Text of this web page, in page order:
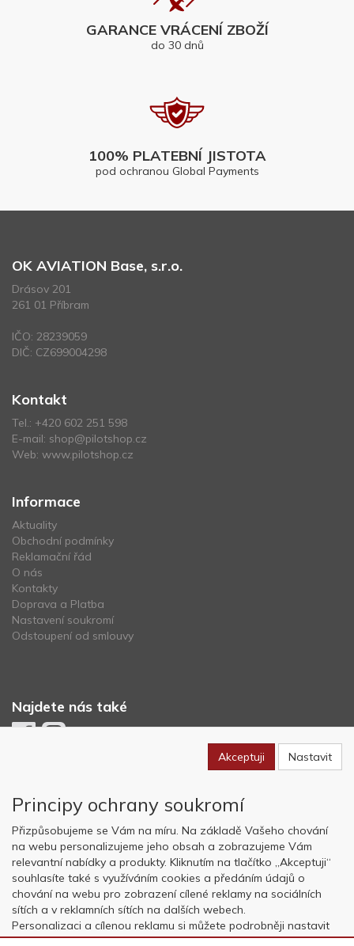
GARANCE VRÁCENÍ ZBOŽÍ
do 30 dnů
100% PLATEBNÍ JISTOTA
pod ochranou Global Payments
OK AVIATION Base, s.r.o.
Drásov 201
261 01 Příbram
IČO: 28239059
DIČ: CZ699004298
Kontakt
Tel.: +420 602 251 598
E-mail: shop@pilotshop.cz
Web: www.pilotshop.cz
Informace
Aktuality
Obchodní podmínky
Reklamační řád
O nás
Kontakty
Doprava a Platba
Nastavení soukromí
Odstoupení od smlouvy
Najdete nás také
Copyright © OK AVIATION Base, s.r.o. 2022, powered byABRA E-
shop
Akceptuji Nastavit
Principy ochrany soukromí
Přizpůsobujeme se Vám na míru. Na základě Vašeho chování
na webu personalizujeme jeho obsah a zobrazujeme Vám
relevantní nabídky a produkty. Kliknutím na tlačítko „Akceptuji“
souhlasíte také s využíváním cookies a předáním údajů o
chování na webu pro zobrazení cílené reklamy na sociálních
sítích a v reklamních sítích na dalších webech.
Personalizaci a cílenou reklamu si můžete podrobněji nastavit
nebo kdykoli vypnout po kliknutí na tlačítko „Nastavit“.